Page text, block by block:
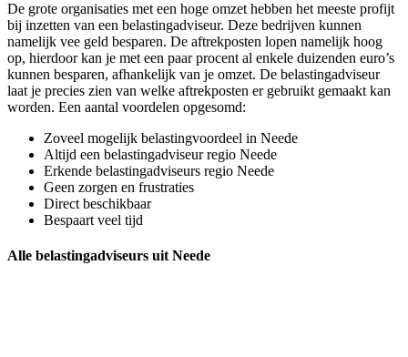
De grote organisaties met een hoge omzet hebben het meeste profijt
bij inzetten van een belastingadviseur. Deze bedrijven kunnen
namelijk vee geld besparen. De aftrekposten lopen namelijk hoog
op, hierdoor kan je met een paar procent al enkele duizenden euro’s
kunnen besparen, afhankelijk van je omzet. De belastingadviseur
laat je precies zien van welke aftrekposten er gebruikt gemaakt kan
worden. Een aantal voordelen opgesomd:
Zoveel mogelijk belastingvoordeel in Neede
Altijd een belastingadviseur regio Neede
Erkende belastingadviseurs regio Neede
Geen zorgen en frustraties
Direct beschikbaar
Bespaart veel tijd
Alle belastingadviseurs uit Neede